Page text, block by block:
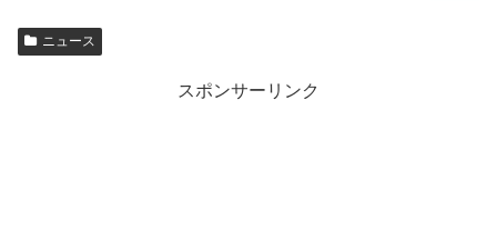
ニュース
スポンサーリンク